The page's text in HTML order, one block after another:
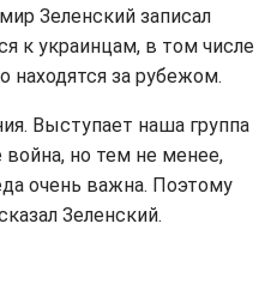
Зеленский записал
к украинцам, в том числе
за рубежом.
Выступает наша группа
война, но тем не менее,
очень важна. Поэтому
Зеленский.